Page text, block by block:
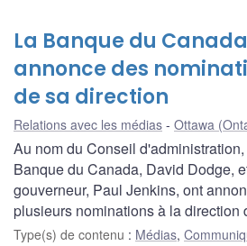
La Banque du Canada
annonce des
de sa direction
Relations avec les médias Ottawa
Au nom du Conseil
Banque du Canada, David Dodge,
gouverneur, Paul Jenkins, ont
plusieurs nominations à la direction
Type(s) de contenu : Médias,